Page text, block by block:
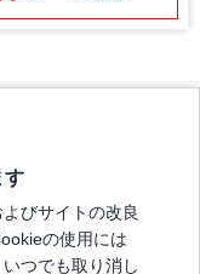
す
びサイトの改良
の使用には
つでも取り消し